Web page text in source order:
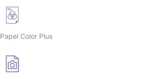
Papel Color Plus